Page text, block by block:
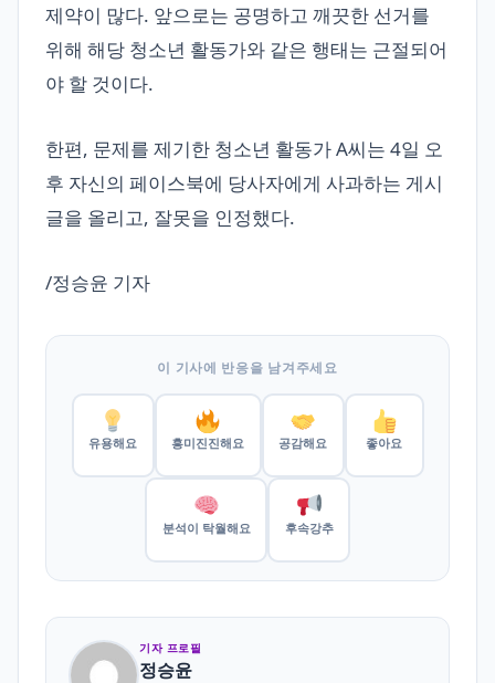
제약이 많다. 앞으로는 공명하고 깨끗한 선거를
위해 해당 청소년 활동가와 같은 행태는 근절되어
야 할 것이다.
한편, 문제를 제기한 청소년 활동가 A씨는 4일 오
후 자신의 페이스북에 당사자에게 사과하는 게시
글을 올리고, 잘못을 인정했다.
/정승윤 기자
이 기사에 반응을 남겨주세요
유용해요 흥미진진해요 공감해요 좋아요
분석이 탁월해요 후속강추
기자 프로필
정승윤